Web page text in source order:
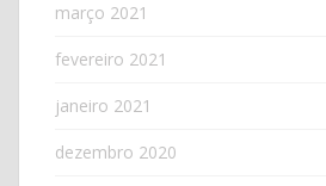
março 2021
fevereiro 2021
janeiro 2021
dezembro 2020